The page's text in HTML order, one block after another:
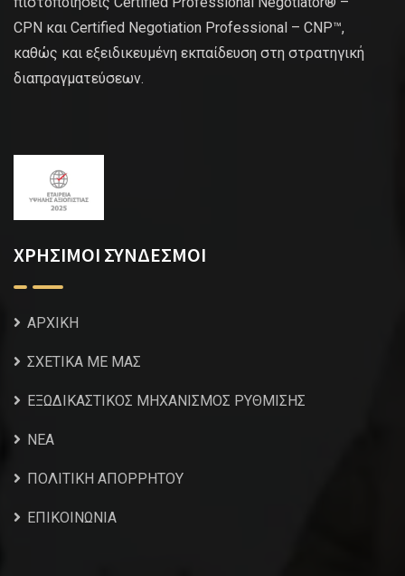
CPN και Certified Negotiation Professional – CNP™,
καθώς και εξειδικευμένη εκπαίδευση στη στρατηγική
διαπραγματεύσεων.
ΧΡΗΣΙΜΟΙ ΣΥΝΔΕΣΜΟΙ
ΑΡΧΙΚΗ
ΣΧΕΤΙΚΑ ΜΕ ΜΑΣ
ΕΞΩΔΙΚΑΣΤΙΚΟΣ ΜΗΧΑΝΙΣΜΟΣ ΡΥΘΜΙΣΗΣ
NEA
ΠΟΛΙΤΙΚΗ ΑΠΟΡΡΗΤΟΥ
ΕΠΙΚΟΙΝΩΝΙΑ